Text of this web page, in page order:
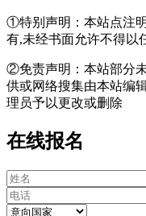
①特别声明：本站点注
有,未经书面允许不得以
②免责声明：本站部分
供或网络搜集由本站编
理员予以更改或删除
在线报名